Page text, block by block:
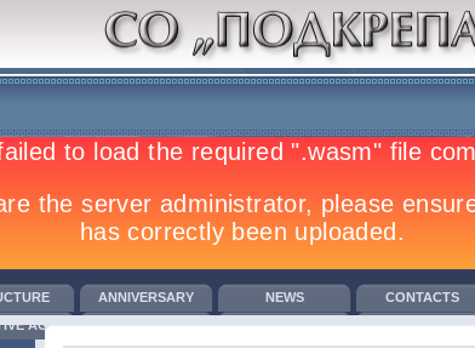
ANNIVERSARY NEWS CONTACTS
AGREEMENTSTRAINING COMPETITIONS СО В МЕДИИТЕ